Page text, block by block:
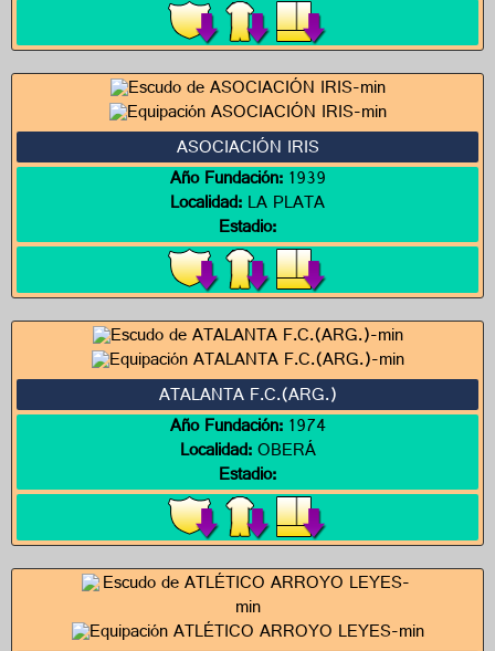
ASOCIACIÓN IRIS
Año Fundación:1939
Localidad:LA PLATA
Estadio:
ATALANTA F.C.(ARG.)
Año Fundación:1974
Localidad:OBERÁ
Estadio: